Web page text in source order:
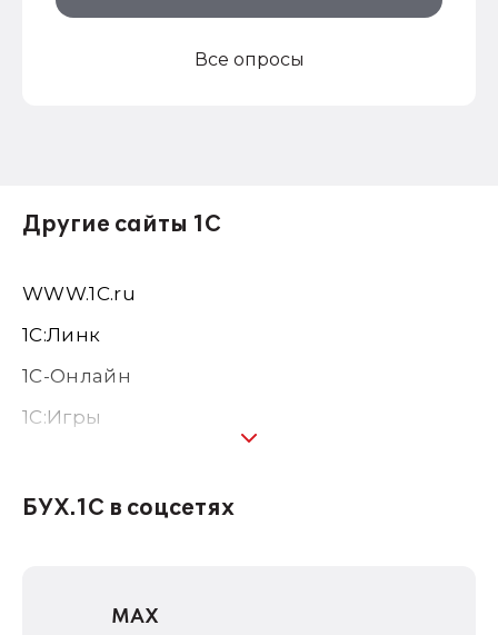
Все опросы
Другие сайты 1С
WWW.1С.ru
1С:Линк
1С-Онлайн
1C:Игры
1С:Консалтинг
1С:Дистрибьюция
БУХ.1С в соцсетях
MAX